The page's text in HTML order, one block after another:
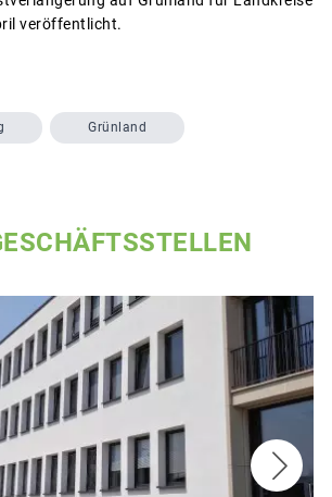
veröffentlicht.
Grünland